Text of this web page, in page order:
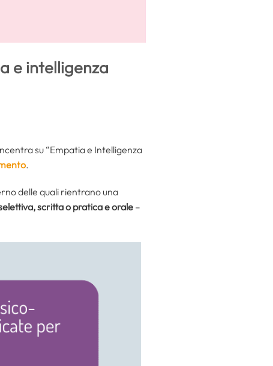
e intelligenza
su “Empatia e Intelligenza
.
delle quali rientrano una
scritta o pratica e orale –